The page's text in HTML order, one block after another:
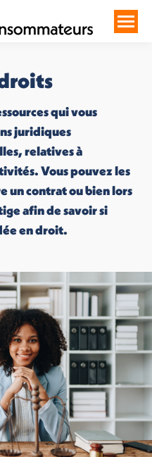
qui vous
juridiques
relatives à
Vous pouvez les
un contrat ou bien lors
afin de savoir si
en droit.